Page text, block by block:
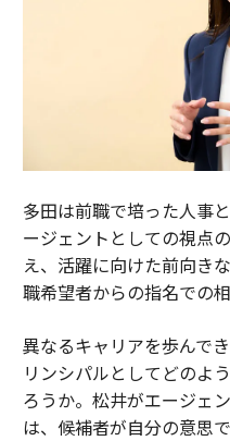
多田は前職で培った人事
ージェントとしての視点
え、活躍に向けた前向き
職希望者からの指名での
異なるキャリアを歩んで
リンシパルとしてどのよ
ろうか。松井がエージェ
は、候補者が自分の意思